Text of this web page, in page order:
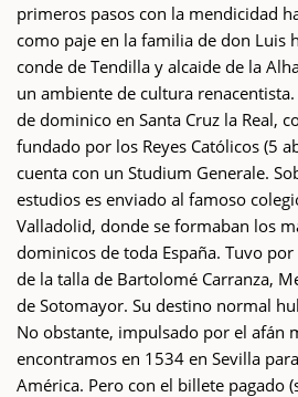
primeros pasos con la mendicidad
como paje en la familia de don Luis
conde de Tendilla y alcaide de la
un ambiente de cultura
de dominico en Santa Cruz la Real,
fundado por los Reyes Católicos (5
cuenta con un Studium Generale.
estudios es enviado al famoso
Valladolid, donde se formaban los
dominicos de toda España. Tuvo
de la talla de Bartolomé Carranza,
de Sotomayor. Su destino normal
No obstante, impulsado por el afán
encontramos en 1534 en Sevilla
América. Pero con el billete pagado